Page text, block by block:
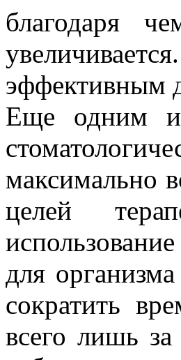
благодаря
эффективным
Еще одним
максимально
целей
для
сократить
всего лишь